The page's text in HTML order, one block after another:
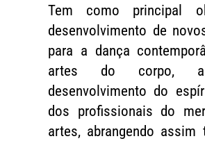
Tem como principal
desenvolvimento de
para a dança
artes do corpo,
desenvolvimento do
dos profissionais do
artes, abrangendo assim